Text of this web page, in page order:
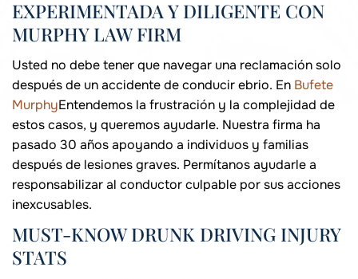
EXPERIMENTADA Y DILIGENTE CON
MURPHY LAW FIRM
Usted no debe tener que navegar una reclamación solo
después de un accidente de conducir ebrio. En Bufete
MurphyEntendemos la frustración y la complejidad de
estos casos, y queremos ayudarle. Nuestra firma ha
pasado 30 años apoyando a individuos y familias
después de lesiones graves. Permítanos ayudarle a
responsabilizar al conductor culpable por sus acciones
inexcusables.
MUST-KNOW DRUNK DRIVING INJURY
STATS